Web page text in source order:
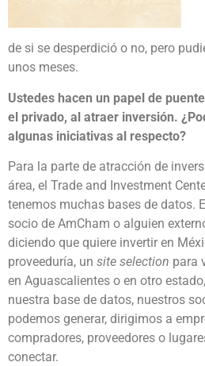
de si se desperdició o no, pero
unos meses.
Ustedes hacen un papel de
el privado, al atraer inversión.
algunas iniciativas al respecto?
Para la parte de atracción de
área, el Trade and Investment
tenemos muchas bases de datos.
socio de AmCham o alguien
diciendo que quiere invertir en
proveeduría, un site selection para
en Aguascalientes o en otro
nuestra base de datos, nuestros
podemos generar, dirigimos a
compradores, proveedores o
conectar.